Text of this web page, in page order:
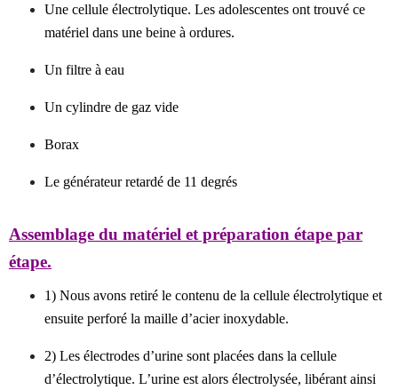
Une cellule électrolytique. Les adolescentes ont trouvé ce
matériel dans une beine à ordures.
Un filtre à eau
Un cylindre de gaz vide
Borax
Le générateur retardé de 11 degrés
Assemblage du matériel et préparation étape par
étape.
1) Nous avons retiré le contenu de la cellule électrolytique et
ensuite perforé la maille d’acier inoxydable.
2) Les électrodes d’urine sont placées dans la cellule
d’électrolytique. L’urine est alors électrolysée, libérant ainsi